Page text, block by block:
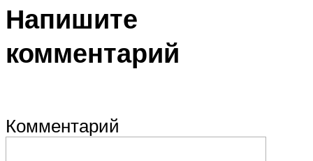
Напишите
комментарий
Комментарий